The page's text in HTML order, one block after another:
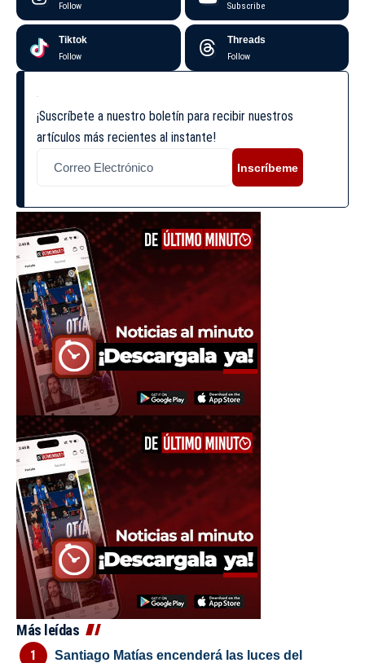
Follow Subscribe
Tiktok
Follow
Threads
Follow
¡Suscríbete a nuestro boletín para recibir nuestros
artículos más recientes al instante!
Inscríbeme
Más leídas
Santiago Matías encenderá las luces del